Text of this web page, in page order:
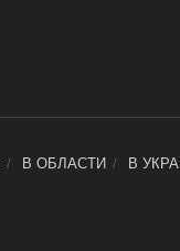
В ОБЛАСТИ В